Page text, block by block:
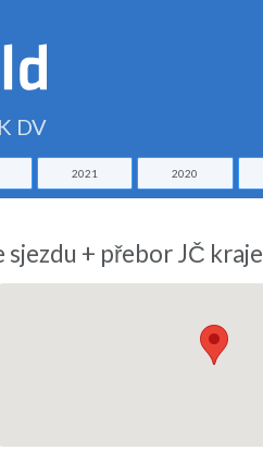
DV
2021 2020
+ přebor JČ kraje